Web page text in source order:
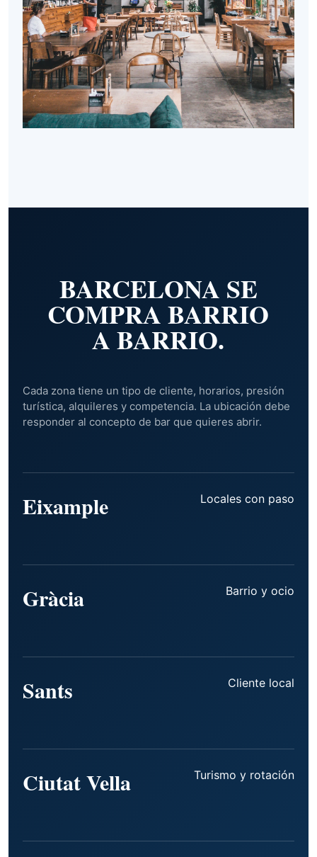
BARCELONA SE
COMPRA BARRIO
A BARRIO.
Cada zona tiene un tipo de cliente, horarios, presión
turística, alquileres y competencia. La ubicación debe
responder al concepto de bar que quieres abrir.
Eixample Locales con paso
Gràcia Barrio y ocio
Sants Cliente local
Ciutat Vella Turismo y rotación